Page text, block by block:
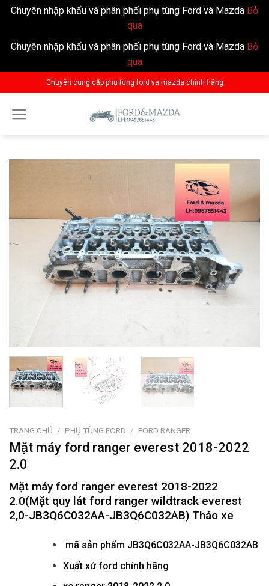
Chuyên nhập khẩu và phân phối phụ tùng Ford và Mazda Bỏ
qua
Chuyên nhập khẩu và phân phối phụ tùng Ford và Mazda Bỏ
qua
to
content
Chuyên cung cấp phụ tùng ford và mazda chính hãng
TRANG CHỦ / PHỤ TÙNG FORD / FORD RANGER
Mặt máy ford ranger everest 2018-2022
2.0
Mặt máy ford ranger everest 2018-2022
2.0(Mặt quy lát ford ranger wildtrack everest
2,0-JB3Q6C032AA-JB3Q6C032AB) Tháo xe
mã sản phẩm JB3Q6C032AA-JB3Q6C032AB
Xuất xứ ford chính hãng